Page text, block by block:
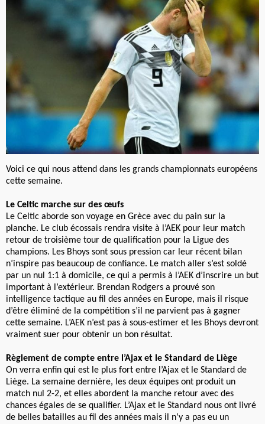
Voici ce qui nous attend dans les grands championnats européens
cette semaine.
Le Celtic marche sur des œufs
Le Celtic aborde son voyage en Grèce avec du pain sur la
planche. Le club écossais rendra visite à l’AEK pour leur match
retour de troisième tour de qualification pour la Ligue des
champions. Les Bhoys sont sous pression car leur récent bilan
n’inspire pas beaucoup de confiance. Le match aller s’est soldé
par un nul 1:1 à domicile, ce qui a permis à l’AEK d’inscrire un but
important à l’extérieur. Brendan Rodgers a prouvé son
intelligence tactique au fil des années en Europe, mais il risque
d’être éliminé de la compétition s’il ne parvient pas à gagner
cette semaine. L’AEK n’est pas à sous-estimer et les Bhoys devront
vraiment suer pour obtenir un bon résultat.
Règlement de compte entre l’Ajax et le Standard de Liège
On verra enfin qui est le plus fort entre l’Ajax et le Standard de
Liège. La semaine dernière, les deux équipes ont produit un
match nul 2-2, et elles abordent la manche retour avec des
chances égales de se qualifier. L’Ajax et le Standard nous ont livré
de belles batailles au fil des années mais il n’y a pas eu un